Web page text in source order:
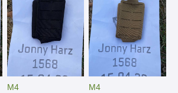
M4
M4